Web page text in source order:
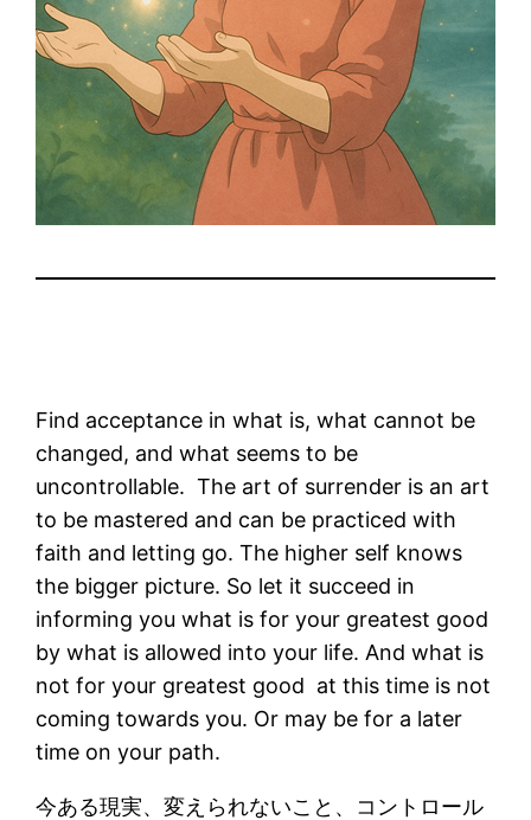
Find acceptance in what is, what cannot be
changed, and what seems to be
uncontrollable. The art of surrender is an art
to be mastered and can be practiced with
faith and letting go. The higher self knows
the bigger picture. So let it succeed in
informing you what is for your greatest good
by what is allowed into your life. And what is
not for your greatest good at this time is not
coming towards you. Or may be for a later
time on your path.
今ある現実、変えられないこと、コントロール